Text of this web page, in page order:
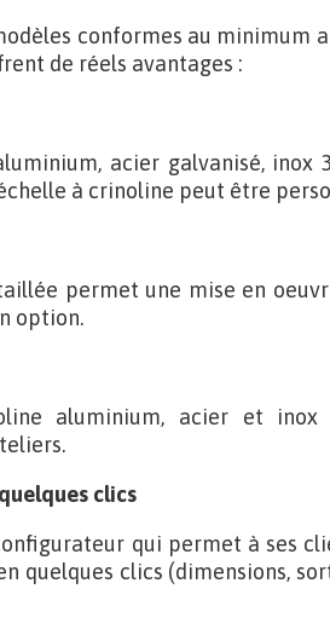
conformes au minimum
de réels avantages :
acier galvanisé, inox
à crinoline peut être
permet une mise en
option.
aluminium, acier et inox
clics
qui permet à ses
quelques clics (dimensions,